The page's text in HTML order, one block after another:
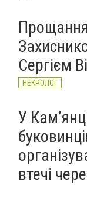
Прощання
Сергієм
НЕКРОЛОГ
У
втечі